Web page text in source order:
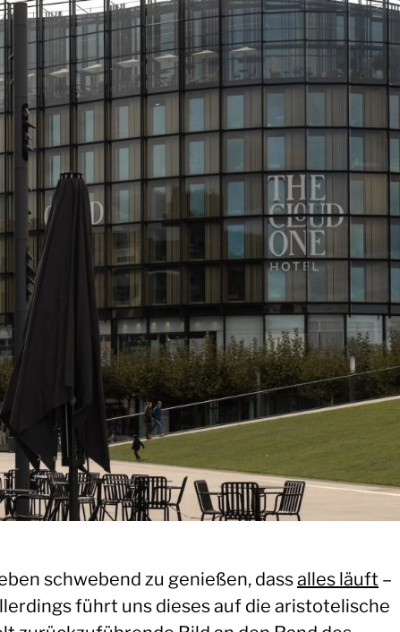
schwebend zu genießen, dassalles läuft –
führt uns dieses auf die aristotelische